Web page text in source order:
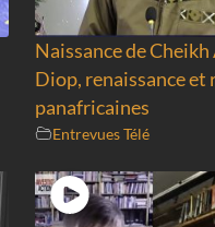
Naissance de Cheikh
Diop, renaissance et
panafricaines
Entrevues Télé